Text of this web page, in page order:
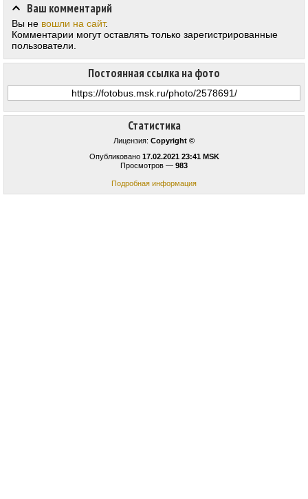
Статистика
Лицензия: Copyright ©
Опубликовано 17.02.2021 23:41 MSK
Просмотров — 983
Подробная информация
Постоянная ссылка на фото
Ваш комментарий
Вы не вошли на сайт.
Комментарии могут оставлять только зарегистрированные
пользователи.